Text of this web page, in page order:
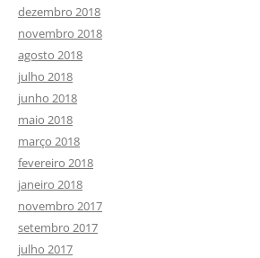
dezembro 2018
novembro 2018
agosto 2018
julho 2018
junho 2018
maio 2018
março 2018
fevereiro 2018
janeiro 2018
novembro 2017
setembro 2017
julho 2017